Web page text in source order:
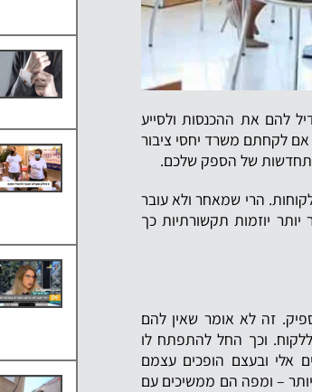
להם את ההכנסות ולסייע
אם לקחתם משרד יחסי ציבור
של הספק שלכם.
הרי שמאחר ולא עובר
יוזמות תקשורתיות כך
זה לא אומר שאין להם
וכך החל להתפתח לו
אלי ובעצם הופכים עצמם
– ומפה הם ממשיכים עם